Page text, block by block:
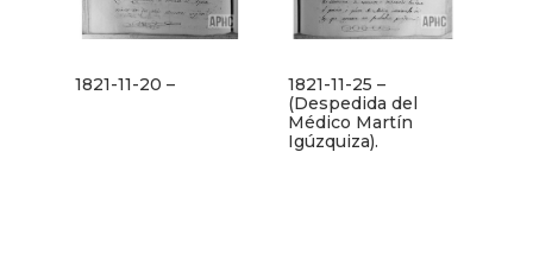
1821-11-20 –
1821-11-25 –
(Despedida del
Médico Martín
Igúzquiza).